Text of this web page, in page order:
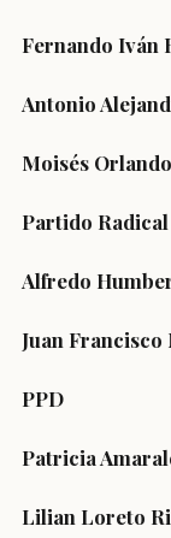
Fernando Iván
Antonio
Moisés
Partido Radical
Alfredo
Juan
PPD
Patricia
Lilian Loreto